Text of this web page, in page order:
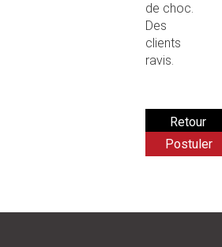
de choc.
Des
clients
ravis.
Postuler